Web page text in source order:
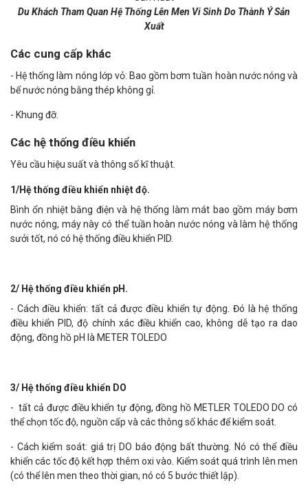
Du Khách Tham Quan Hệ Thống Lên Men Vi Sinh Do Thành Ý Sản
Xuất
Các cung cấp khác
- Hệ thống làm nóng lớp vỏ: Bao gồm bơm tuần hoàn nước nóng và
bể nước nóng bằng thép không gỉ.
- Khung đỡ.
Các hệ thống điều khiển
Yêu cầu hiệu suất và thông số kĩ thuật.
1/Hệ thống điều khiển nhiệt độ.
Bình ổn nhiệt bằng điện và hệ thống làm mát bao gồm máy bơm
nước nóng, máy này có thể tuần hoàn nước nóng và làm hệ thống
sưởi tốt, nó có hệ thống điều khiển PID.
2/ Hệ thống điều khiển pH.
- Cách điều khiển: tất cả được điều khiển tự động. Đó là hệ thống
điều khiển PID, độ chính xác điều khiển cao, không dễ tạo ra dao
động, đồng hồ pH là METER TOLEDO
3/ Hệ thống điều khiển DO
- tất cả được điều khiển tự động, đồng hồ METLER TOLEDO DO có
thể chọn tốc độ, nguồn cấp và các thông số khác để kiểm soát.
- Cách kiểm soát: giá trị DO báo động bất thường. Nó có thể điều
khiển các tốc độ kết hợp thêm oxi vào. Kiểm soát quá trình lên men
(có thể lên men theo thời gian, nó có 5 bước thiết lập).